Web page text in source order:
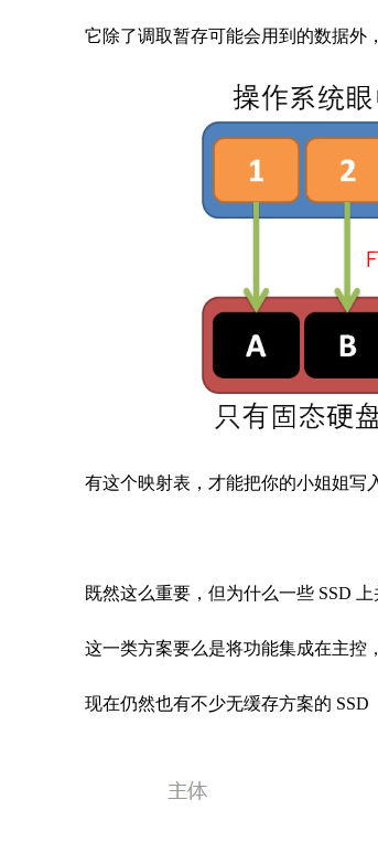
它除了调取暂存可能会用到的数据外
有这个映射表，才能把你的小姐姐写
既然这么重要，但为什么一些 SSD
这一类方案要么是将功能集成在主控
现在仍然也有不少无缓存方案的 SSD